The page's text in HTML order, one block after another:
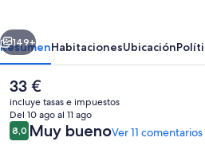
Siguiente
149+
ResumenHabitacionesUbicación
El
precio
actual
es
de
33 €
incluye tasas e impuestos
Del 10 ago al 11 ago
Comentarios
8,08,0 de 10
Muy buenoVer 11 comentarios